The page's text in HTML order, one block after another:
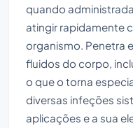
quando
atingir rapidamente
organismo. Penetra
fluidos do corpo,
o que o torna
diversas infeções
aplicações e a sua